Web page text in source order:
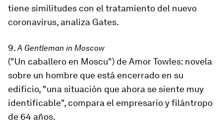
tiene similitudes con el tratamiento del nuevo
coronavirus, analiza Gates.
9. A Gentleman in Moscow
("Un caballero en Moscu") de Amor Towles: novela
sobre un hombre que está encerrado en su
edificio, "una situación que ahora se siente muy
identificable", compara el empresario y filántropo
de 64 años.